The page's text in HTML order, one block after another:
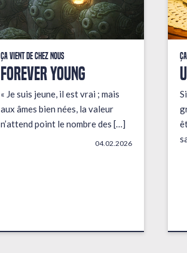
Ça vient de chez nous
FOREVER YOUNG
« Je suis jeune, il est vrai ; mais
aux âmes bien nées, la valeur
n’attend point le nombre des […]
04.02.2026